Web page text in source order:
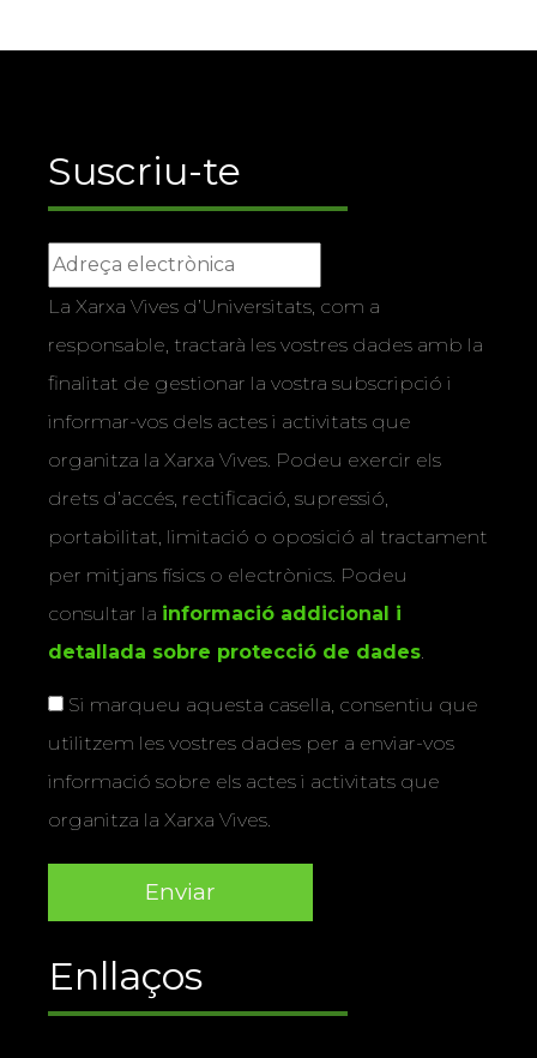
Suscriu-te
La Xarxa Vives d’Universitats, com a
responsable, tractarà les vostres dades amb la
finalitat de gestionar la vostra subscripció i
informar-vos dels actes i activitats que
organitza la Xarxa Vives. Podeu exercir els
drets d’accés, rectificació, supressió,
portabilitat, limitació o oposició al tractament
per mitjans físics o electrònics. Podeu
consultar la informació addicional i
detallada sobre protecció de dades
Si marqueu aquesta casella, consentiu que
utilitzem les vostres dades per a enviar-vos
informació sobre els actes i activitats que
organitza la Xarxa Vives.
Enllaços